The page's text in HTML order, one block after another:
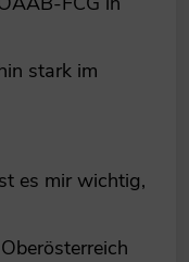
stark im
es mir wichtig,